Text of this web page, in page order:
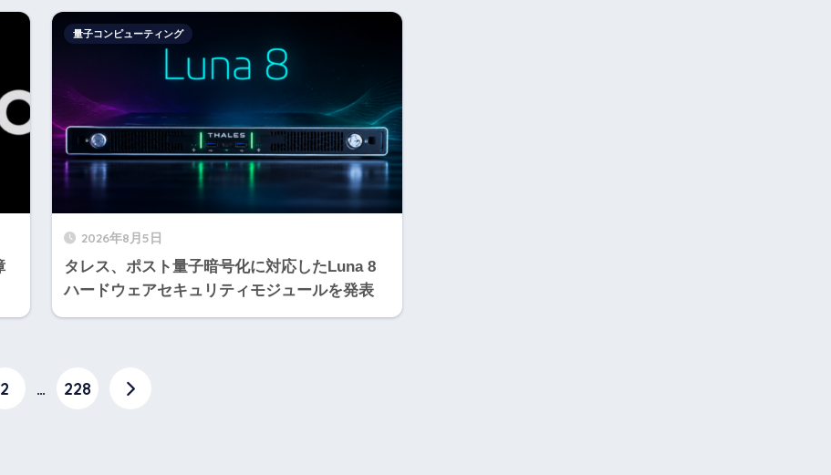
2026年8月5日
タレス、ポスト量子暗号化に対応したLuna 8
ハードウェアセキュリティモジュールを発表
量子コンピューティング
2 … 228